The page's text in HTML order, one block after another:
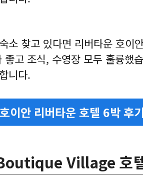
소 찾고 있다면 리버타운 호이
좋고 조식, 수영장 모두 훌륭했
니다.
호이안 리버타운 호텔 6박 후기
Village 호